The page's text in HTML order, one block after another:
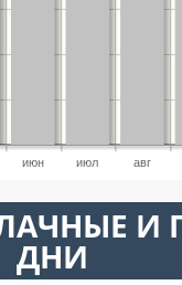
июн июл авг
И
ДНИ